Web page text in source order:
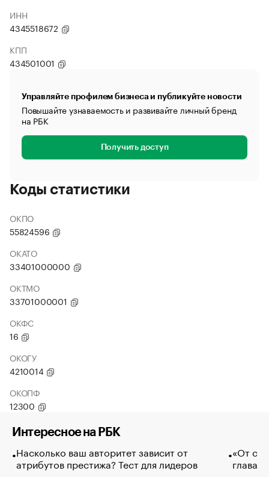
ИНН
4345518672
КПП
434501001
Управляйте профилем бизнеса и публикуйте новости
Повышайте узнаваемость и развивайте личный бренд
на РБК
Получить доступ
Коды статистики
ОКПО
55824596
ОКАТО
33401000000
ОКТМО
33701000001
ОКФС
16
ОКОГУ
4210014
ОКОПФ
12300
Интересное на РБК
Насколько ваш авторитет зависит от
атрибутов престижа? Тест для лидеров
«От
глава